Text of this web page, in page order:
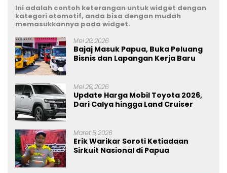
Ini adalah contoh keterangan untuk widget dengan
kategori otomotif, anda bisa dengan mudah
memasukkannya pada widget.
Mei 29, 2026
Bajaj Masuk Papua, Buka Peluang
Bisnis dan Lapangan Kerja Baru
Mei 29, 2026
Update Harga Mobil Toyota 2026,
Dari Calya hingga Land Cruiser
Maret 5, 2026
Erik Warikar Soroti Ketiadaan
Sirkuit Nasional di Papua